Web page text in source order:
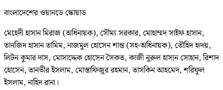
বাংলাদেশের ওয়ানডে স্কোয়াড
মেহেদী হাসান মিরাজ (অধিনায়ক), সৌম্য সরকার, মোহাম্মদ সাইফ হাসান,
তানজিদ হাসান তামিম, নাজমুল হোসেন শান্ত (সহ-অধিনায়ক), তৌহিদ হৃদয়,
লিটন কুমার দাস, মোসাদ্দেক হোসেন সৈকত, কাজী নুরুল হাসান সোহান, রিশাদ
হোসেন, তানভীর ইসলাম, মোস্তাফিজুর রহমান, তাসকিন আহমেদ, শরিফুল
ইসলাম, নাহিদ রানা।